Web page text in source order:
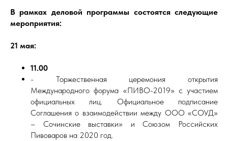
В рамках деловой программы состоятся следующие
мероприятия:
21 мая:
11.00
- Торжественная церемония открытия
Международного форума «ПИВО-2019» с участием
официальных лиц. Официальное подписание
Соглашения о взаимодействии между ООО «СОУД»
– Сочинские выставки» и Союзом Российских
Пивоваров на 2020 год.